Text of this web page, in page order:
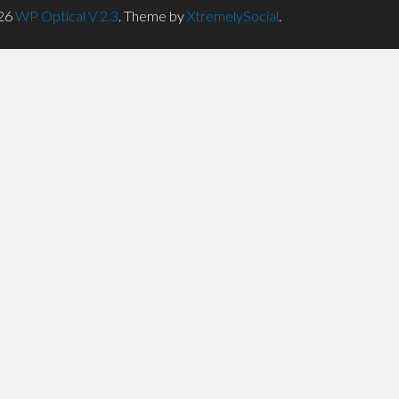
WP Optical V 2.3. Theme byXtremelySocial.